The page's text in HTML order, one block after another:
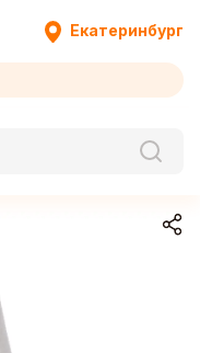
Екатеринбург